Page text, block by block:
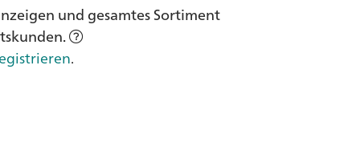
und gesamtes Sortiment
.